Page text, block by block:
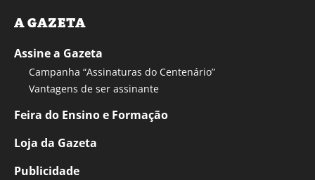
A GAZETA
Assine a Gazeta
Campanha “Assinaturas do Centenário”
Vantagens de ser assinante
Feira do Ensino e Formação
Loja da Gazeta
Publicidade